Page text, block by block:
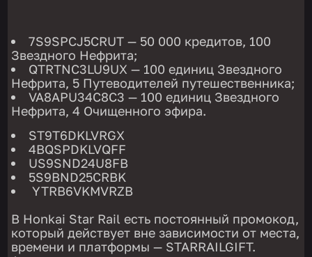
7S9SPCJ5CRUT — 50 000 кредитов, 100
Звездного Нефрита;
QTRTNC3LU9UX — 100 единиц Звездного
Нефрита, 5 Путеводителей путешественника;
VA8APU34C8C3 — 100 единиц Звездного
Нефрита, 4 Очищенного эфира.
ST9T6DKLVRGX
4BQSPDKLVQFF
US9SND24U8FB
5S9BND25CRBK
YTRB6VKMVRZB
В Honkai Star Rail есть постоянный промокод,
который действует вне зависимости от места,
времени и платформы — STARRAILGIFT.